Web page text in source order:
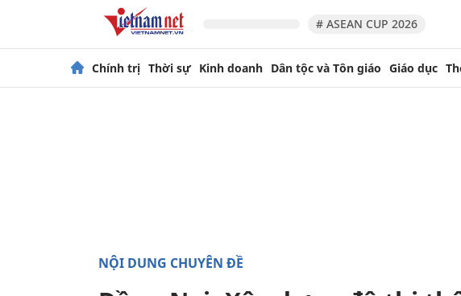
# ASEAN CUP 2026
Chính trị Thời sự Kinh doanh Dân tộc và Tôn giáo Giáo dục
NỘI DUNG CHUYÊN ĐỀ